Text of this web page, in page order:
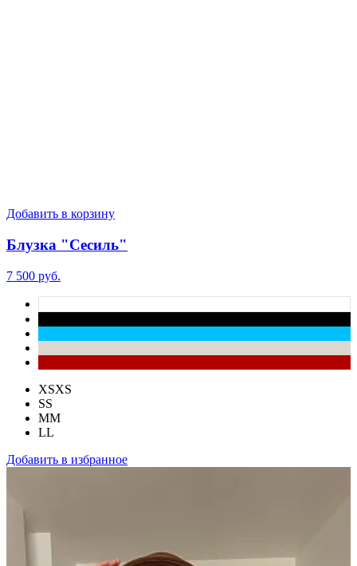
Добавить в корзину
Блузка "Сесиль"
7 500 руб.
XSXS
SS
MM
LL
Добавить в избранное